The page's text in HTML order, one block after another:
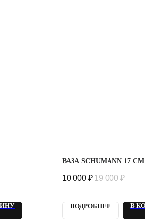
ВАЗА SCHUMANN 17 СМ
10 000 ₽19 000 ₽
ПОДРОБНЕЕ В